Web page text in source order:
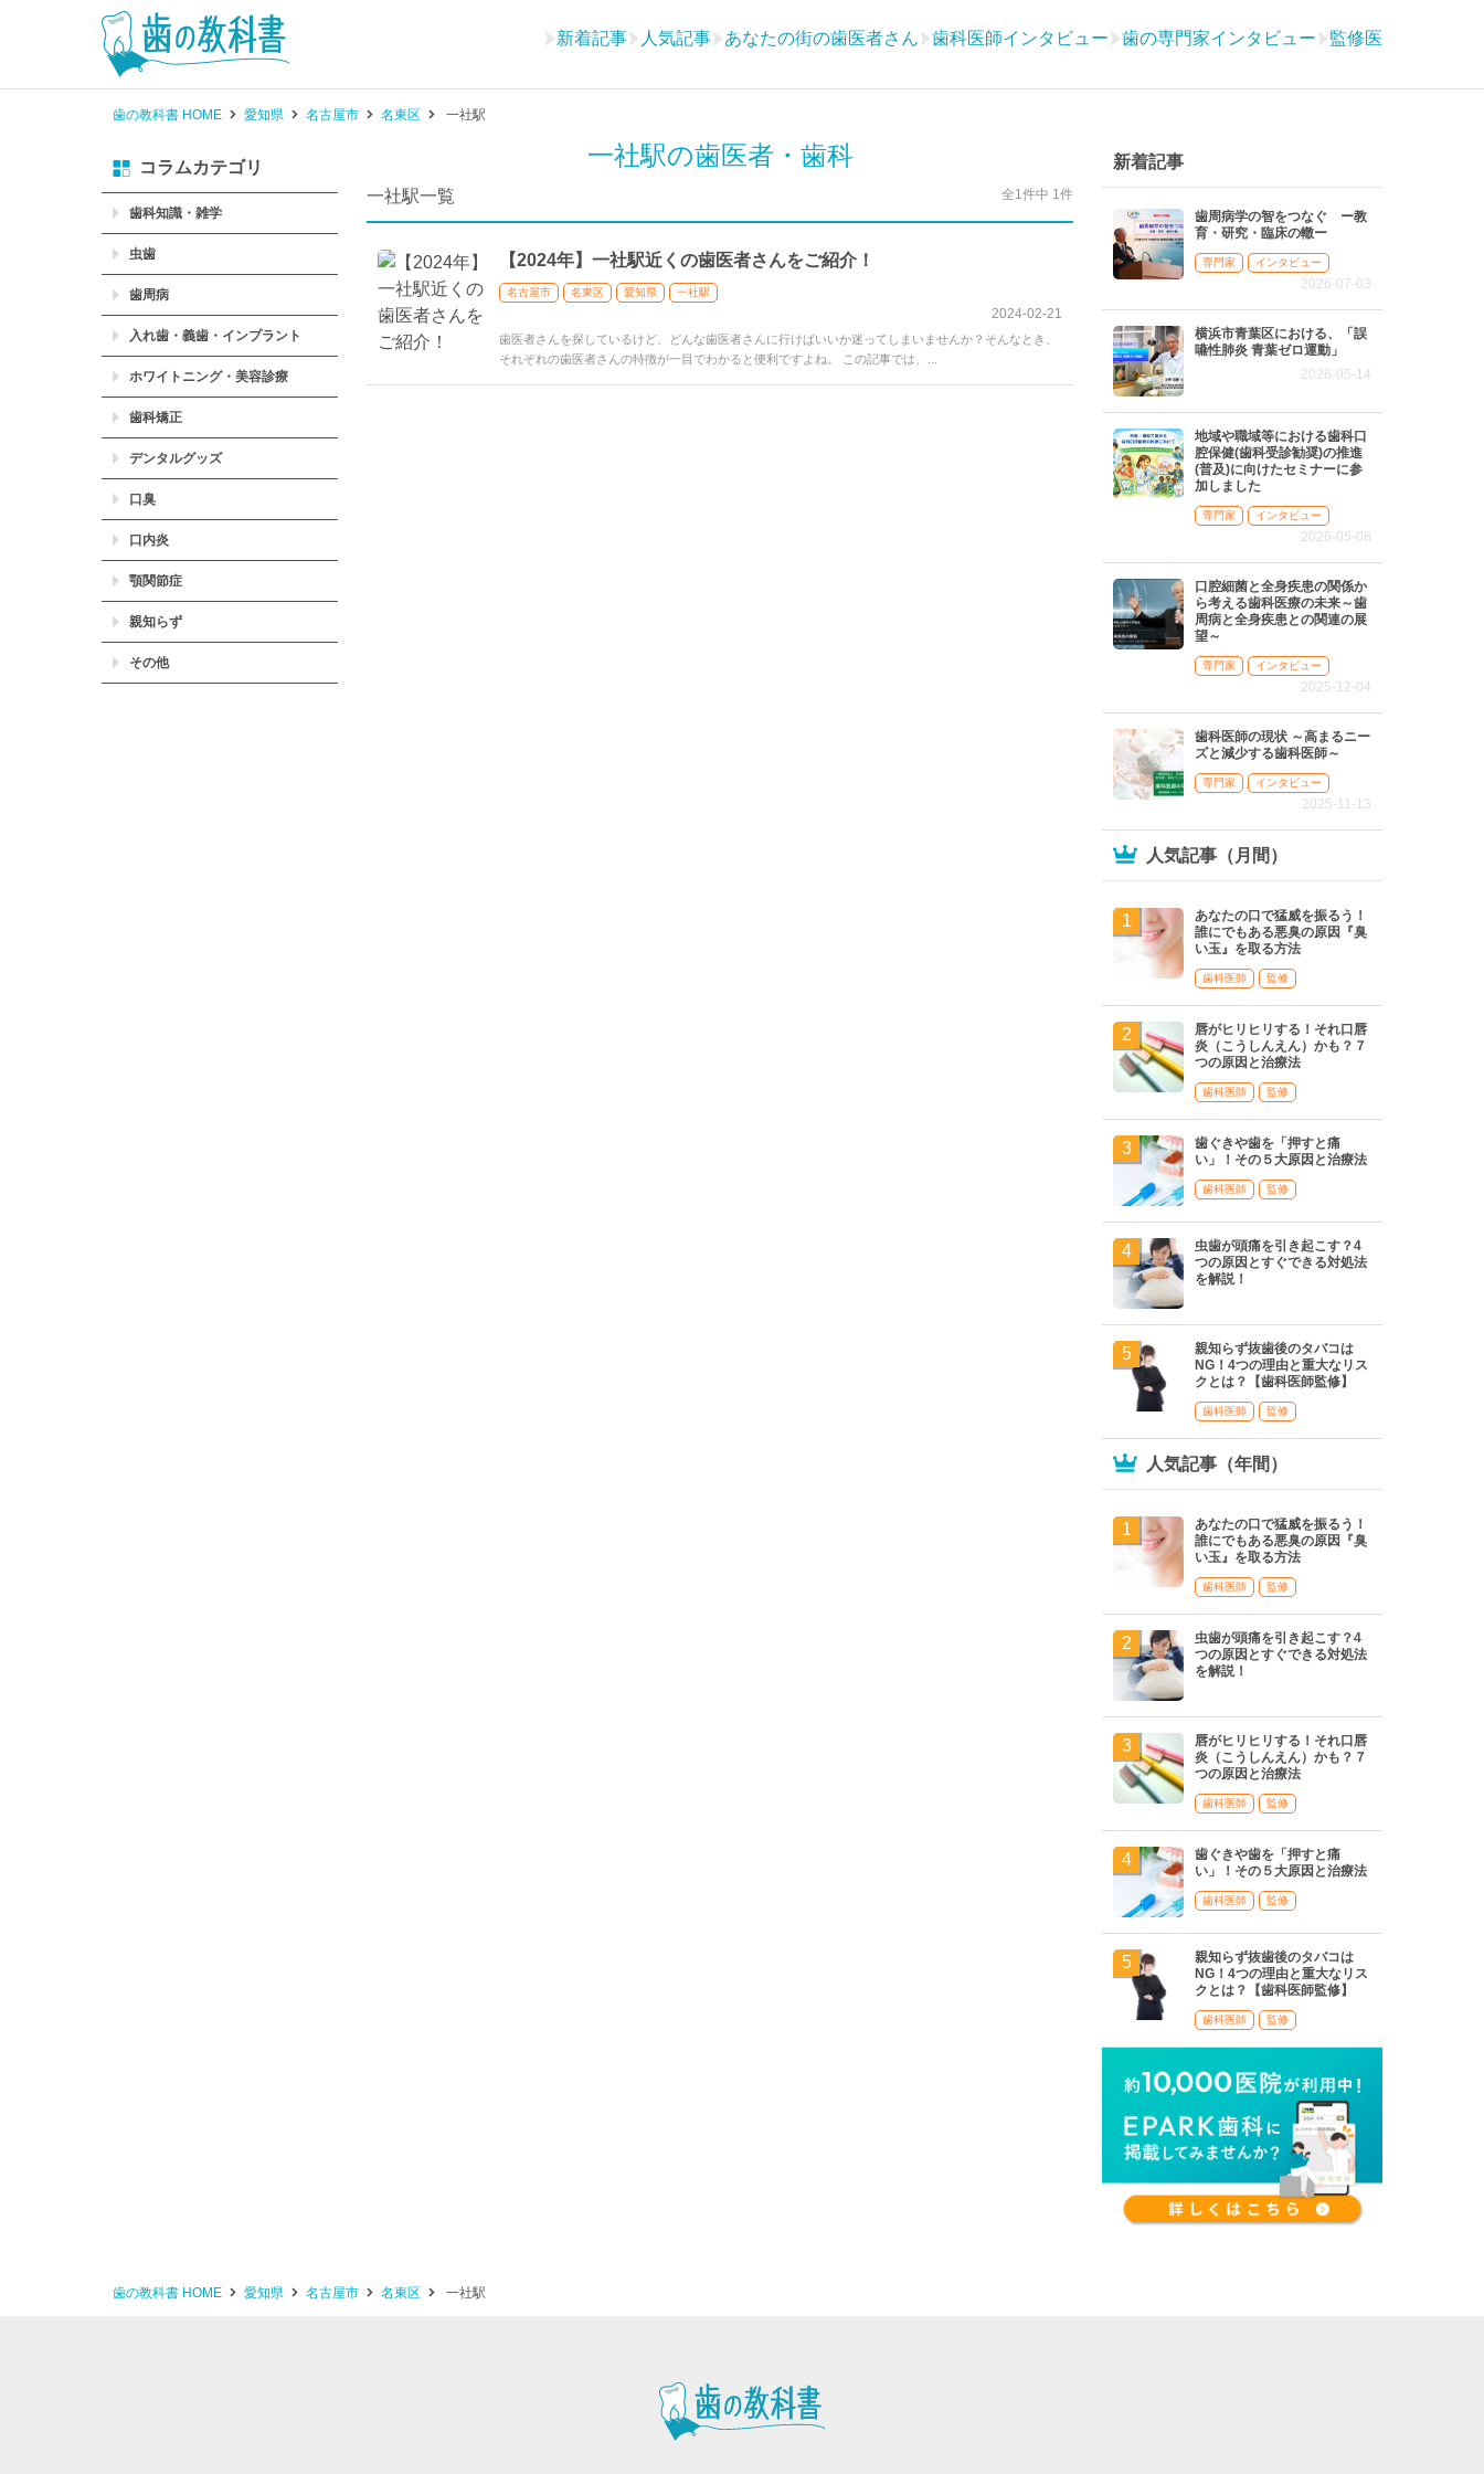
新着記事 人気記事 あなたの街の歯医者さん 歯科医師インタビュー 歯の専門家インタビュー 監修医
歯の教科書 HOME 愛知県 名古屋市 名東区 一社駅
一社駅の歯医者・歯科
一社駅一覧 全1件中 1件
【2024年】一社駅近くの歯医者さんをご紹介！
名古屋市 名東区 愛知県 一社駅
2024-02-21
歯医者さんを探しているけど、どんな歯医者さんに行けばいいか迷ってしまいませんか？そんなとき、
それぞれの歯医者さんの特徴が一目でわかると便利ですよね。 この記事では、...
コラムカテゴリ
歯科知識・雑学
虫歯
歯周病
入れ歯・義歯・インプラント
ホワイトニング・美容診療
歯科矯正
デンタルグッズ
口臭
口内炎
顎関節症
親知らず
その他
新着記事
歯周病学の智をつなぐ ー教
育・研究・臨床の轍ー
専門家 インタビュー
2026-07-03
横浜市青葉区における、「誤
嚥性肺炎 青葉ゼロ運動」
2026-05-14
地域や職域等における歯科口
腔保健(歯科受診勧奨)の推進
(普及)に向けたセミナーに参
加しました
専門家 インタビュー
2026-05-08
口腔細菌と全身疾患の関係か
ら考える歯科医療の未来～歯
周病と全身疾患との関連の展
望～
専門家 インタビュー
2025-12-04
歯科医師の現状 ～高まるニー
ズと減少する歯科医師～
専門家 インタビュー
2025-11-13
人気記事（月間）
あなたの口で猛威を振るう！
誰にでもある悪臭の原因『臭
い玉』を取る方法
歯科医師 監修
唇がヒリヒリする！それ口唇
炎（こうしんえん）かも？７
つの原因と治療法
歯科医師 監修
歯ぐきや歯を「押すと痛
い」！その５大原因と治療法
歯科医師 監修
虫歯が頭痛を引き起こす？4
つの原因とすぐできる対処法
を解説！
親知らず抜歯後のタバコは
NG！4つの理由と重大なリス
クとは？【歯科医師監修】
歯科医師 監修
人気記事（年間）
あなたの口で猛威を振るう！
誰にでもある悪臭の原因『臭
い玉』を取る方法
歯科医師 監修
虫歯が頭痛を引き起こす？4
つの原因とすぐできる対処法
を解説！
唇がヒリヒリする！それ口唇
炎（こうしんえん）かも？７
つの原因と治療法
歯科医師 監修
歯ぐきや歯を「押すと痛
い」！その５大原因と治療法
歯科医師 監修
親知らず抜歯後のタバコは
NG！4つの理由と重大なリス
クとは？【歯科医師監修】
歯科医師 監修
歯の教科書 HOME 愛知県 名古屋市 名東区 一社駅